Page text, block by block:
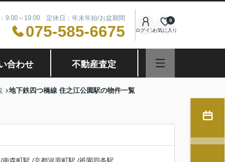
9:00～19:00 定休日：年末年始/お盆期間
075-585-6675 ログインお気に入り
0
合わせ 不動産査定
地下鉄四つ橋線 住之江公園駅の物件一覧